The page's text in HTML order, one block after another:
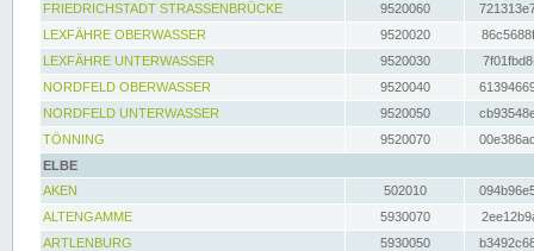
FRIEDRICHSTADT STRASSENBRÜCKE
9520060
LEXFÄHRE OBERWASSER
9520020
LEXFÄHRE UNTERWASSER
9520030
NORDFELD OBERWASSER
9520040
NORDFELD UNTERWASSER
9520050
TÖNNING
9520070
ELBE
AKEN
502010
ALTENGAMME
5930070
ARTLENBURG
5930050